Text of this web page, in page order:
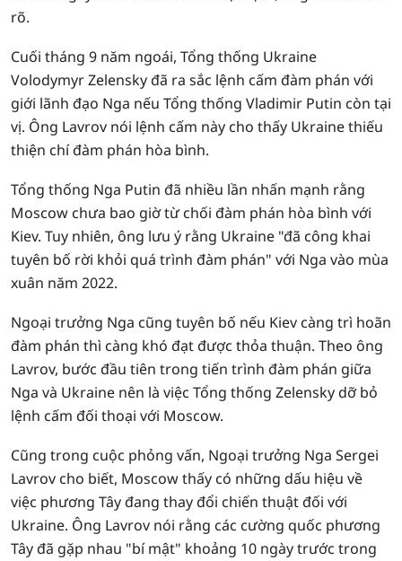
rõ.
Cuối tháng 9 năm ngoái, Tổng thống Ukraine
Volodymyr Zelensky đã ra sắc lệnh cấm đàm phán với
giới lãnh đạo Nga nếu Tổng thống Vladimir Putin còn tại
vị. Ông Lavrov nói lệnh cấm này cho thấy Ukraine thiếu
thiện chí đàm phán hòa bình.
Tổng thống Nga Putin đã nhiều lần nhấn mạnh rằng
Moscow chưa bao giờ từ chối đàm phán hòa bình với
Kiev. Tuy nhiên, ông lưu ý rằng Ukraine "đã công khai
tuyên bố rời khỏi quá trình đàm phán" với Nga vào mùa
xuân năm 2022.
Ngoại trưởng Nga cũng tuyên bố nếu Kiev càng trì hoãn
đàm phán thì càng khó đạt được thỏa thuận. Theo ông
Lavrov, bước đầu tiên trong tiến trình đàm phán giữa
Nga và Ukraine nên là việc Tổng thống Zelensky dỡ bỏ
lệnh cấm đối thoại với Moscow.
Cũng trong cuộc phỏng vấn, Ngoại trưởng Nga Sergei
Lavrov cho biết, Moscow thấy có những dấu hiệu về
việc phương Tây đang thay đổi chiến thuật đối với
Ukraine. Ông Lavrov nói rằng các cường quốc phương
Tây đã gặp nhau "bí mật" khoảng 10 ngày trước trong